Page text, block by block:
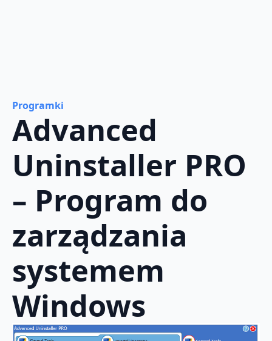
Programki
Advanced
Uninstaller PRO
– Program do
zarządzania
systemem
Windows